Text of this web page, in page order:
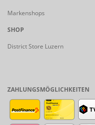
Markenshops
SHOP
District Store Luzern
ZAHLUNGSMÖGLICHKEITEN